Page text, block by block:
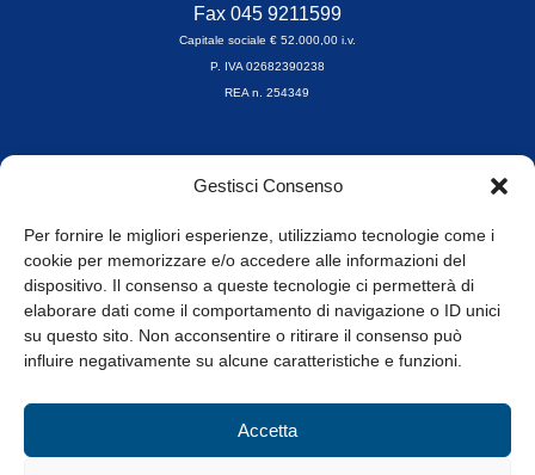
Gestisci Consenso
Per fornire le migliori esperienze, utilizziamo tecnologie come i
cookie per memorizzare e/o accedere alle informazioni del
dispositivo. Il consenso a queste tecnologie ci permetterà di
elaborare dati come il comportamento di navigazione o ID unici
su questo sito. Non acconsentire o ritirare il consenso può
influire negativamente su alcune caratteristiche e funzioni.
Accetta
Fax 045 9211599
Capitale sociale € 52.000,00 i.v.
P. IVA 02682390238
REA n. 254349
Orari di apertura
8.30-13.00 / 14.00-17.30
Whistleblowing
© Tutti i diritti riservati
Privacy Policy e Cookie|Informativa Cookie